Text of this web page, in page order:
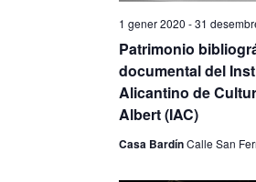
Patrimonio
documental del
Alicantino de
Albert (IAC)
1 gener 2020 -31
Casa BardínCalle San